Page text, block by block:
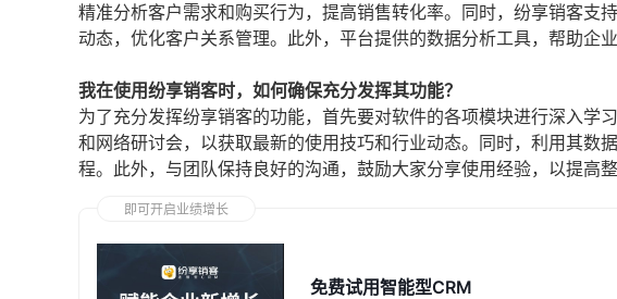
精准分析客户需求和购买行为，提高销售转化率。同时，纷享销客支
动态，优化客户关系管理。此外，平台提供的数据分析工具，帮助企
我在使用纷享销客时，如何确保充分发挥其功能？
为了充分发挥纷享销客的功能，首先要对软件的各项模块进行深入学
和网络研讨会，以获取最新的使用技巧和行业动态。同时，利用其数
程。此外，与团队保持良好的沟通，鼓励大家分享使用经验，以提高整
即可开启业绩增长
免费试用智能型CRM